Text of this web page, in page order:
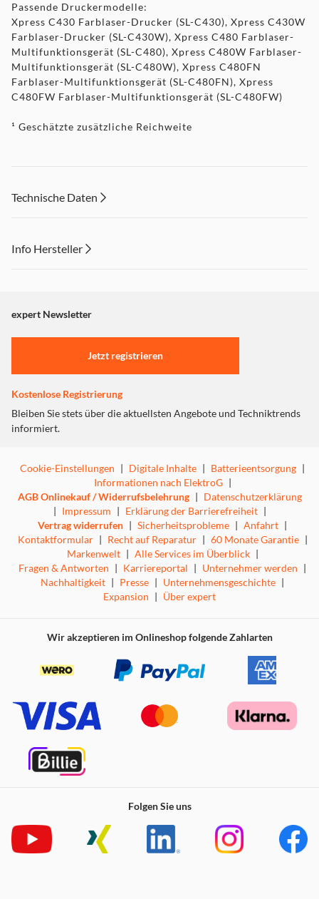
Passende Druckermodelle:
Xpress C430 Farblaser-Drucker (SL-C430), Xpress C430W
Farblaser-Drucker (SL-C430W), Xpress C480 Farblaser-
Multifunktionsgerät (SL-C480), Xpress C480W Farblaser-
Multifunktionsgerät (SL-C480W), Xpress C480FN
Farblaser-Multifunktionsgerät (SL-C480FN), Xpress
C480FW Farblaser-Multifunktionsgerät (SL-C480FW)
¹ Geschätzte zusätzliche Reichweite
Technische Daten
Info Hersteller
"Marketing".
Einstellungen anpassen
expert Newsletter
Jetzt registrieren
Kostenlose Registrierung
Bleiben Sie stets über die aktuellsten Angebote und Techniktrends
informiert.
Cookie-Einstellungen | Digitale Inhalte | Batterieentsorgung |
Informationen nach ElektroG |
AGB Onlinekauf / Widerrufsbelehrung | Datenschutzerklärung
| Impressum | Erklärung der Barrierefreiheit |
Vertrag widerrufen | Sicherheitsprobleme | Anfahrt |
Kontaktformular | Recht auf Reparatur | 60 Monate Garantie |
Markenwelt | Alle Services im Überblick |
Fragen & Antworten | Karriereportal | Unternehmer werden |
Nachhaltigkeit | Presse | Unternehmensgeschichte |
Expansion | Über expert
Wir akzeptieren im Onlineshop folgende Zahlarten
Folgen Sie uns